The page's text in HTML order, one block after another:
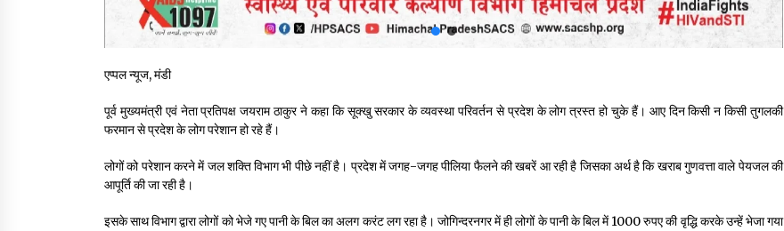
एप्पल न्यूज, मंडी
पूर्व मुख्यमंत्री एवं नेता प्रतिपक्ष जयराम ठाकुर ने कहा कि सूक्खु सरकार के व्यवस्था परिवर्तन से प्रदेश के लोग त्रस्त हो चुके हैं। आए दिन किसी न किसी तुगलकी
फरमान से प्रदेश के लोग परेशान हो रहे हैं।
लोगों को परेशान करने में जल शक्ति विभाग भी पीछे नहीं है। प्रदेश में जगह-जगह पीलिया फैलने की खबरें आ रही है जिसका अर्थ है कि खराब गुणवत्ता वाले पेयजल की
आपूर्ति की जा रही है।
इसके साथ विभाग द्वारा लोगों को भेजे गए पानी के बिल का अलग करंट लग रहा है। जोगिन्दरनगर में ही लोगों के पानी के बिल में 1000 रुपए की वृद्धि करके उन्हें भेजा गया